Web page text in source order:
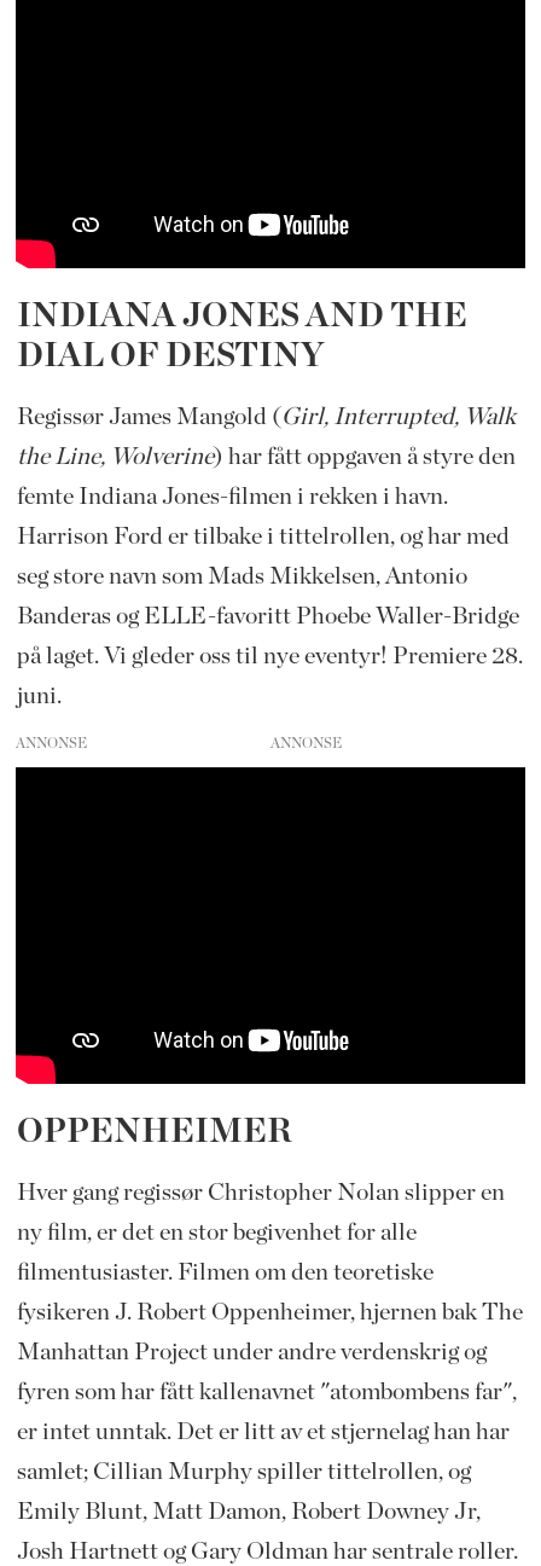
INDIANA JONES AND THE
DIAL OF DESTINY
Regissør James Mangold ( Girl, Interrupted, Walk
the Line, Wolverine) har fått oppgaven å styre den
femte Indiana Jones-filmen i rekken i havn.
Harrison Ford er tilbake i tittelrollen, og har med
seg store navn som Mads Mikkelsen, Antonio
Banderas og ELLE-favoritt Phoebe Waller-Bridge
på laget. Vi gleder oss til nye eventyr! Premiere 28.
juni.
ANNONSE
OPPENHEIMER
Hver gang regissør Christopher Nolan slipper en
ny film, er det en stor begivenhet for alle
filmentusiaster. Filmen om den teoretiske
fysikeren J. Robert Oppenheimer, hjernen bak The
Manhattan Project under andre verdenskrig og
fyren som har fått kallenavnet "atombombens far",
er intet unntak. Det er litt av et stjernelag han har
samlet; Cillian Murphy spiller tittelrollen, og
Emily Blunt, Matt Damon, Robert Downey Jr,
Josh Hartnett og Gary Oldman har sentrale roller.